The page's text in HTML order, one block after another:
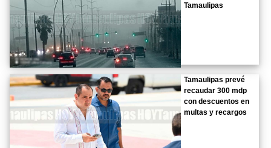
Tamaulipas
Tamaulipas prevé
recaudar 300 mdp
con descuentos en
multas y recargos